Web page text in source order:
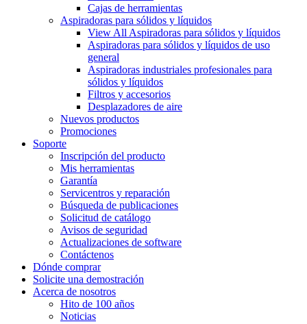
Cajas de herramientas
Aspiradoras para sólidos y líquidos
View All Aspiradoras para sólidos y líquidos
Aspiradoras para sólidos y líquidos de uso
general
Aspiradoras industriales profesionales para
sólidos y líquidos
Filtros y accesorios
Desplazadores de aire
Nuevos productos
Promociones
Soporte
Inscripción del producto
Mis herramientas
Garantía
Servicentros y reparación
Búsqueda de publicaciones
Solicitud de catálogo
Avisos de seguridad
Actualizaciones de software
Contáctenos
Dónde comprar
Solicite una demostración
Acerca de nosotros
Hito de 100 años
Noticias